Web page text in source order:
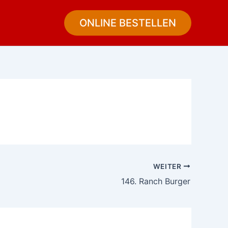
ONLINE BESTELLEN
WEITER
146. Ranch Burger